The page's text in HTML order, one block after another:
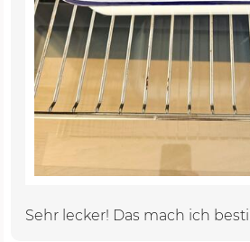
Sehr lecker! Das mach ich